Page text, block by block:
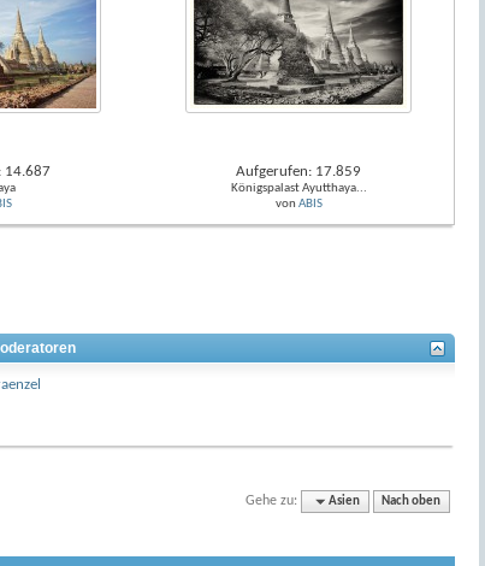
14.687 Aufgerufen: 17.859
Königspalast Ayutthaya...
von ABIS
Gehe zu: Asien Nach oben